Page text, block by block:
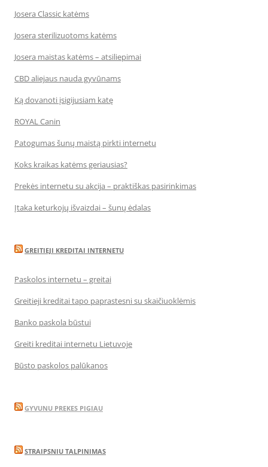
Josera Classic katėms
Josera sterilizuotoms katėms
Josera maistas katėms – atsiliepimai
CBD aliejaus nauda gyvūnams
Ką dovanoti įsigijusiam katę
ROYAL Canin
Patogumas šunų maistą pirkti internetu
Koks kraikas katėms geriausias?
Prekės internetu su akcija – praktiškas pasirinkimas
Įtaka keturkojų išvaizdai – šunų ėdalas
GREITIEJI KREDITAI INTERNETU
Paskolos internetu – greitai
Greitieji kreditai tapo paprastesni su skaičiuoklėmis
Banko paskola būstui
Greiti kreditai internetu Lietuvoje
Būsto paskolos palūkanos
GYVUNU PREKES PIGIAU
STRAIPSNIU TALPINIMAS